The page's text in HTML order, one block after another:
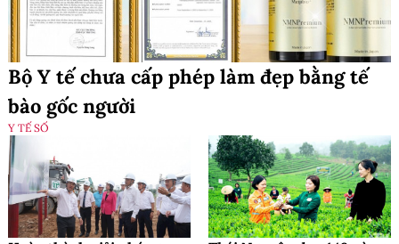
Bộ Y tế chưa cấp phép làm đẹp bằng tế
bào gốc người
Y TẾ SỐ